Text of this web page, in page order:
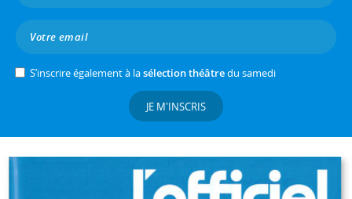
S’inscrire également à lasélection théâtredu samedi
JE M'INSCRIS